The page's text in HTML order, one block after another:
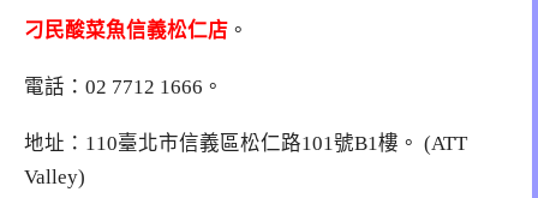
刁民酸菜魚信義松仁店 。
電話： 02 7712 1666 。
地址：110臺北市信義區松仁路101號B1樓。 (ATT
Valley)